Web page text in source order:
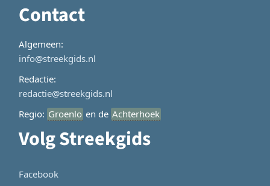
Contact
Algemeen:
info@streekgids.nl
Redactie:
redactie@streekgids.nl
Regio: Groenlo en de Achterhoek
Volg Streekgids
Facebook